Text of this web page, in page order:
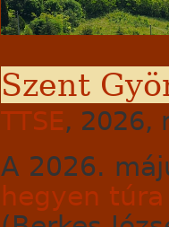
Szent
TTSE, 2026,
A 2026.
hegyen